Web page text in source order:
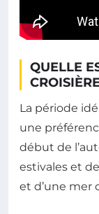
QUELLE
La période
une
début de
estivales et
et d’une mer